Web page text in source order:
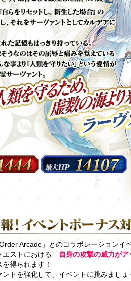
Arcade」とのコラボレーションイ
エストにおける「 自身の攻撃の威力がア
得られます！
ントを強化して、イベントに挑みましょ